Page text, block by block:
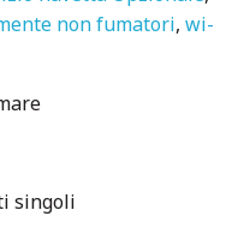
non fumatori, wi-
singoli